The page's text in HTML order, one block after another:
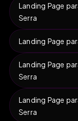
Landing Page
Serra
Landing Page
Landing Page
Serra
Landing Page
Serra